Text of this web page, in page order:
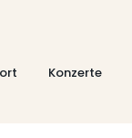
Konzerte